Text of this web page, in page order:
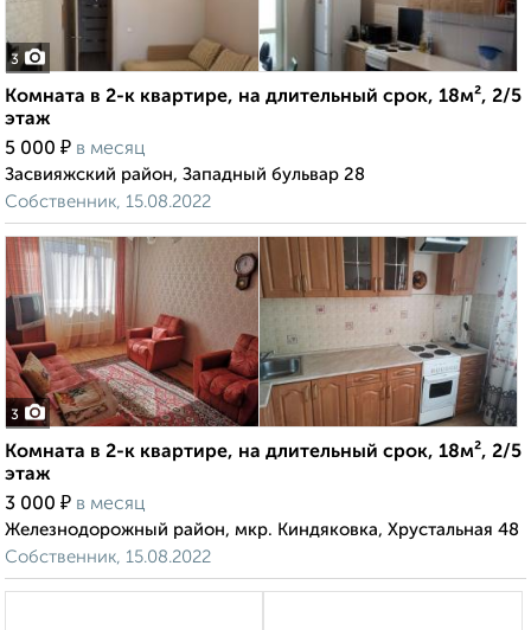
3
Комната в 2-к квартире, на длительный срок, 18м², 2/5
этаж
5 000 ₽ в месяц
Засвияжский район, Западный бульвар 28
Собственник, 15.08.2022
3
Комната в 2-к квартире, на длительный срок, 18м², 2/5
этаж
3 000 ₽ в месяц
Железнодорожный район, мкр. Киндяковка, Хрустальная 48
Собственник, 15.08.2022